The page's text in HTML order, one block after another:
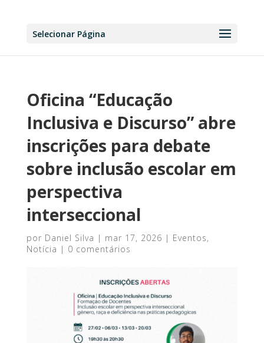
Selecionar Página
Oficina “Educação
Inclusiva e Discurso” abre
inscrições para debate
sobre inclusão escolar em
perspectiva
interseccional
por Daniel Silva | mar 17, 2026 | Eventos,
Notícia | 0 comentários